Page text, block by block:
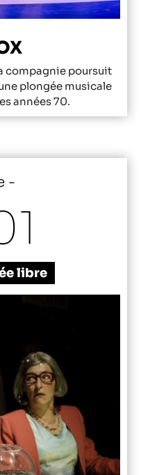
compagnie poursuit
plongée musicale
années 70.
libre